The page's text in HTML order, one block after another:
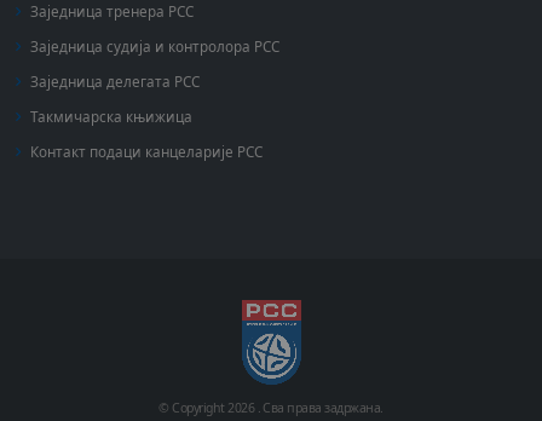
Заједница тренера РСС
Заједница судија и контролора РСС
Заједница делегата РСС
Такмичарска књижица
Контакт подаци канцеларије РСС
© Copyright2026 . Сва права задржана.